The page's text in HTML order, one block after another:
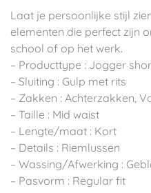
Laat je persoonlijke stijl
elementen die perfect zijn
school of op het werk.
– Producttype : Jogger
– Sluiting : Gulp met rits
– Zakken : Achterzakken,
– Taille : Mid waist
– Lengte/maat : Kort
– Details : Riemlussen
– Wassing/Afwerking :
– Pasvorm : Regular fit